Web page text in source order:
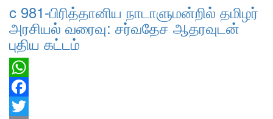
c 981-பிரித்தானிய நாடாளுமன்றில் தமிழர்
அரசியல் வரைவு: சர்வதேச ஆதரவுடன்
புதிய கட்டம்
WhatsApp
Facebook